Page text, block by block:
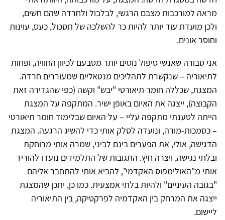
מראה למורכבות מצבם הרגשי, לבלבול ולחרדה שהם חשים,
ולכן מועדת עוד יותר להיות כר להשלכה של תסכול, כעס, עוינות
וחוסר אונים.
אני סבורה שאנשי טיפול נוטים יותר מטבעם לכיוון החוויה, ופחות
לתיאוריה – שנקשרת לתהליכים מנטאליים שמעוררים חרדה.
המצגת, שכללה חומר תיאורטי "יבש" וקשה (כפי שהגדירה זאת
הקבוצה), ייצגה את האיום באופן ישיר. המתקפה על המצגת
הייתה לטענתי מתקפה עליי – על האיום שבלימוד חומר תיאורטי
– כסמכות-מורה, ונועדה לסלק אותי כדי להשיג הרגעה. המצגת
הדגישה, אולי, את הפערים בינם לביני, שמרה אותי מרוחקת
ובלתי נגישה, ויצרה חיץ. התגובות של התלמידים נועדו להוריד
אותי מ"האולימפוס האקדמי", להביא אותי להתחבר אליהם
"בגובה העיניים" ולהיות בלתי אמצעית. כמו כן, יתכן שהמצגת
ייצגה את המרחק בין האקדמיה לפרקטיקה, בין התיאוריה
ליישום.